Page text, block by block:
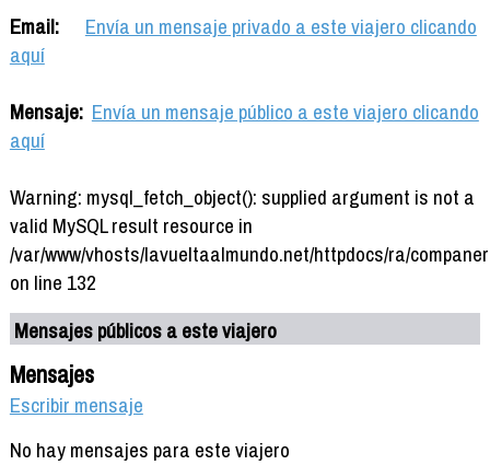
Email:
Envía un mensaje privado a este viajero clicando
aquí
Mensaje: Envía un mensaje público a este viajero clicando
aquí
Warning: mysql_fetch_object(): supplied argument is not a
valid MySQL result resource in
/var/www/vhosts/lavueltaalmundo.net/httpdocs/ra/
on line 132
Mensajes públicos a este viajero
Mensajes
Escribir mensaje
No hay mensajes para este viajero